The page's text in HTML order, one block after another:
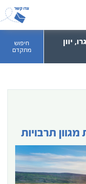
יוון
חיפוש
מתקדם
תרבויות